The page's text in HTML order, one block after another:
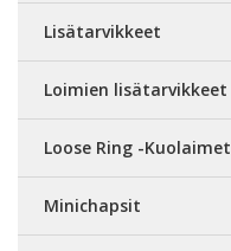
Lisätarvikkeet
Loimien lisätarvikkeet
Loose Ring -Kuolaimet
Minichapsit